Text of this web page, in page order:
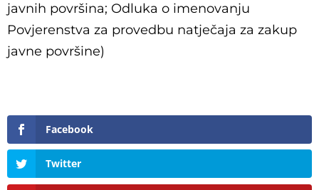
javnih površina; Odluka o imenovanju
Povjerenstva za provedbu natječaja za zakup
javne površine)
Facebook
Twitter